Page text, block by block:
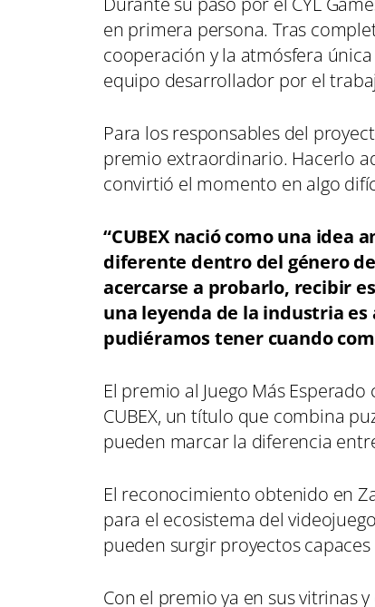
en primera persona. Tras
cooperación y la atmósfera
equipo desarrollador por el
Para los responsables del
premio extraordinario. Hacerlo
convirtió el momento en algo
“CUBEX nació como una idea
diferente dentro del género
acercarse a probarlo, recibir
una leyenda de la industria
pudiéramos tener cuando
El premio al Juego Más
CUBEX, un título que combina
pueden marcar la diferencia
El reconocimiento obtenido en
para el ecosistema del
pueden surgir proyectos
Con el premio ya en sus vitrinas